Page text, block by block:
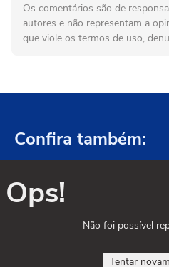
Os comentários são de
autores e não representam a
que viole os termos de uso,
Confira também:
Ops!
Não foi possível
Tentar